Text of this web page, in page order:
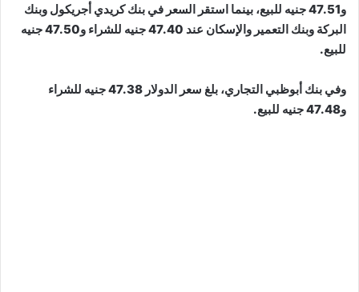
و47.51 جنيه للبيع، بينما استقر السعر في بنك كريدي أجريكول وبنك
البركة وبنك التعمير والإسكان عند 47.40 جنيه للشراء و47.50 جنيه
للبيع.
وفي بنك أبوظبي التجاري، بلغ سعر الدولار 47.38 جنيه للشراء
و47.48 جنيه للبيع.